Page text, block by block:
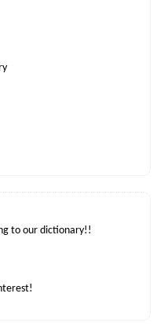
to our dictionary!!